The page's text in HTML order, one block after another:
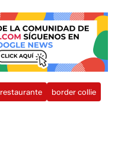
restaurante
border collie